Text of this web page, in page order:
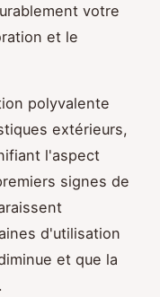
votre
et le
polyvalente
extérieurs,
l'aspect
signes de
d'utilisation
et que la